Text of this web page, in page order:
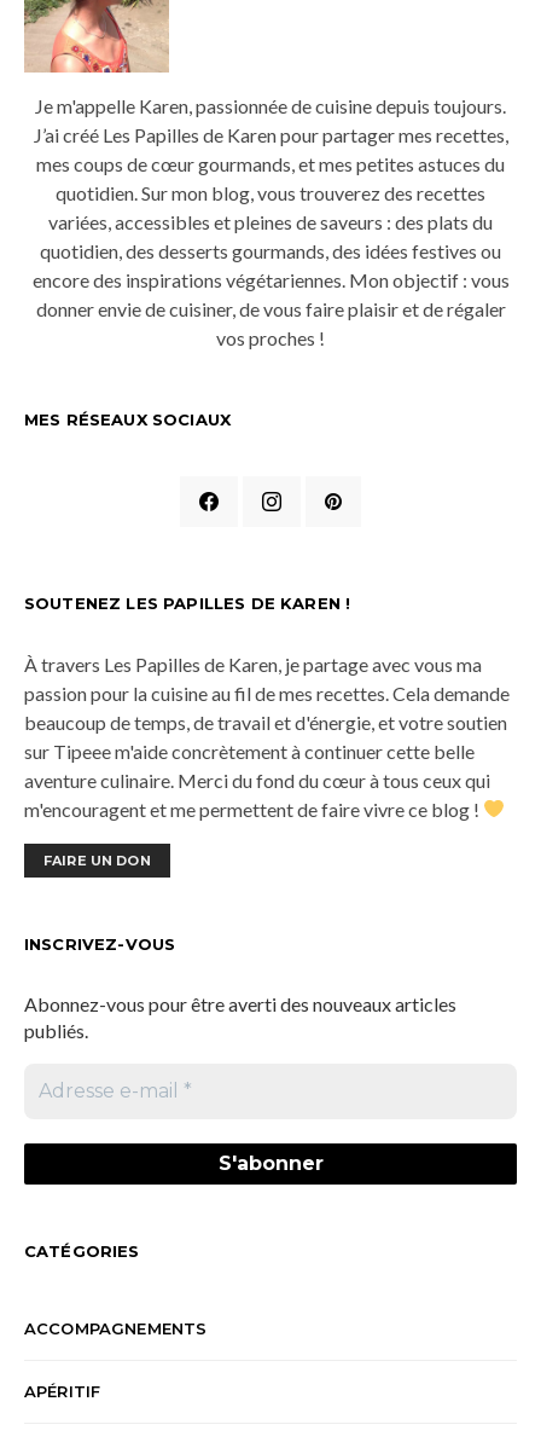
Je m'appelle Karen, passionnée de cuisine depuis toujours.
J’ai créé Les Papilles de Karen pour partager mes recettes,
mes coups de cœur gourmands, et mes petites astuces du
quotidien. Sur mon blog, vous trouverez des recettes
variées, accessibles et pleines de saveurs : des plats du
quotidien, des desserts gourmands, des idées festives ou
encore des inspirations végétariennes. Mon objectif : vous
donner envie de cuisiner, de vous faire plaisir et de régaler
vos proches !
MES RÉSEAUX SOCIAUX
SOUTENEZ LES PAPILLES DE KAREN !
À travers Les Papilles de Karen, je partage avec vous ma
passion pour la cuisine au fil de mes recettes. Cela demande
beaucoup de temps, de travail et d'énergie, et votre soutien
sur Tipeee m'aide concrètement à continuer cette belle
aventure culinaire. Merci du fond du cœur à tous ceux qui
m'encouragent et me permettent de faire vivre ce blog !
FAIRE UN DON
INSCRIVEZ-VOUS
Abonnez-vous pour être averti des nouveaux articles
publiés.
CATÉGORIES
ACCOMPAGNEMENTS
APÉRITIF